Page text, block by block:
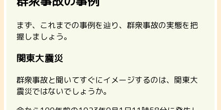
まず、これまでの事例を辿り、群衆事故の実態を把
握しましょう。
関東大震災
群衆事故と聞いてすぐにイメージするのは、関東大
震災ではないでしょうか。